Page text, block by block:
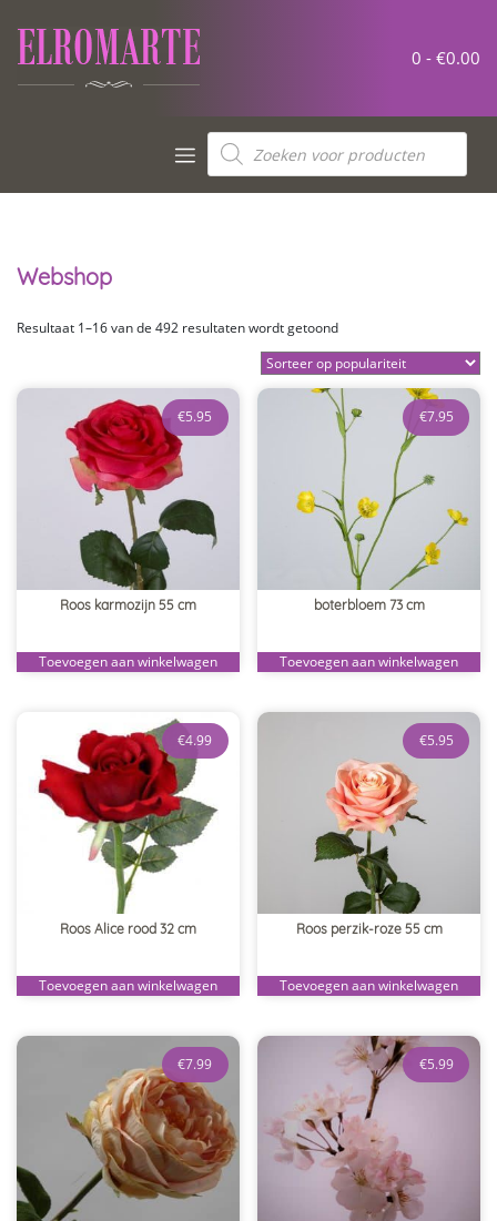
naar
inhoud
0 - €0.00
Producten
zoeken
Webshop
Resultaat 1–16 van de 492 resultaten wordt getoondGesorteerd
populariteit
Roos karmozijn 55 cm
€5.95
Toevoegen aan winkelwagen
boterbloem 73 cm
€7.95
Toevoegen aan winkelwagen
Roos Alice rood 32 cm
€4.99
Toevoegen aan winkelwagen
Roos perzik-roze 55 cm
€5.95
Toevoegen aan winkelwagen
€7.99 €5.99